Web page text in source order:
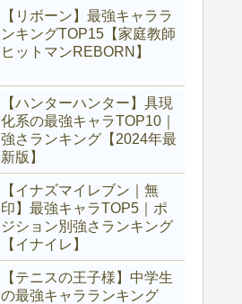
【リボーン】最強キャララ
ンキングTOP15【家庭教師
ヒットマンREBORN】
【ハンターハンター】具現
化系の最強キャラTOP10｜
強さランキング【2024年最
新版】
【イナズマイレブン｜無
印】最強キャラTOP5｜ポ
ジション別強さランキング
【イナイレ】
【テニスの王子様】中学生
の最強キャラランキング